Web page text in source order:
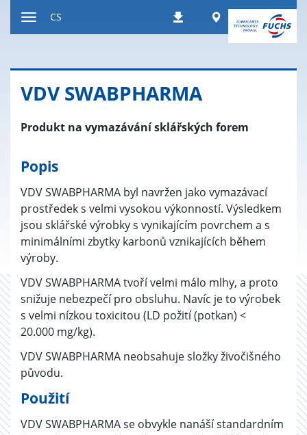
StahováníWorldwide
CS
VDV SWA­B­PHAR­MA
Produkt na vymazávání sklářských forem
Popis
VDV SWABPHARMA byl navržen jako vymazávací
prostředek s velmi vysokou výkonností. Výsledkem
jsou sklářské výrobky s vynikajícím povrchem a s
minimálními zbytky karbonů vznikajících během
výroby.
VDV SWABPHARMA tvoří velmi málo mlhy, a proto
snižuje nebezpečí pro obsluhu. Navíc je to výrobek
s velmi nízkou toxicitou (LD požití (potkan) <
20.000 mg/kg).
VDV SWABPHARMA neobsahuje složky živočišného
původu.
Použití
VDV SWABPHARMA se obvykle nanáší standardním